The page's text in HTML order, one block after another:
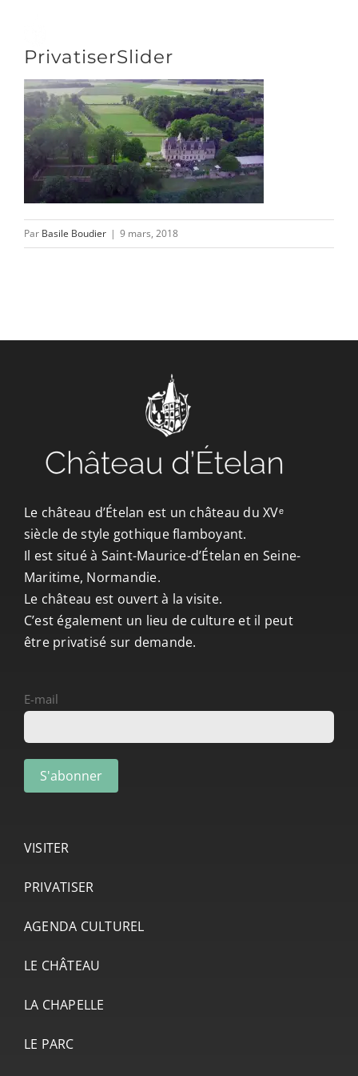
contenu
DÉCOUVRIR
VENIR
NOUS SUIVRE
PrivatiserSlider
Par Basile Boudier | 9 mars, 2018
Le château d’Ételan est un château du XVᵉ
siècle de style gothique flamboyant.
Il est situé à Saint-Maurice-d’Ételan en Seine-
Maritime, Normandie.
Le château est ouvert à la visite.
C’est également un lieu de culture et il peut
être privatisé sur demande.
E-mail
VISITER
PRIVATISER
AGENDA CULTUREL
LE CHÂTEAU
LA CHAPELLE
LE PARC